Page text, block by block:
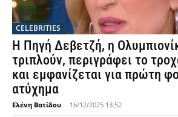
CELEBRITIES
Η Πηγή Δεβετζή, η
τριπλούν, περιγράφει το
και εμφανίζεται για πρώτη
ατύχημα
Ελένη Βατίδου - 16/12/2025 13:52